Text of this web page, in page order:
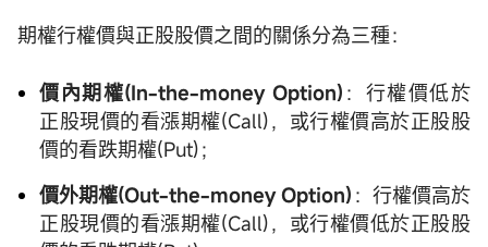
期權行權價與正股股價之間的關係分為三種：
價內期權(In-the-money Option) ：行權價低於
正股現價的看漲期權(Call)，或行權價高於正股股
價的看跌期權(Put)；
價外期權(Out-the-money Option) ：行權價高於
正股現價的看漲期權(Call)，或行權價低於正股股